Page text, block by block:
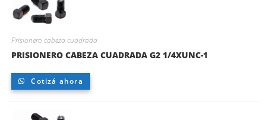
Prisionero cabeza cuadrada
PRISIONERO CABEZA CUADRADA G2 1/4XUNC-1
Cotizá ahora